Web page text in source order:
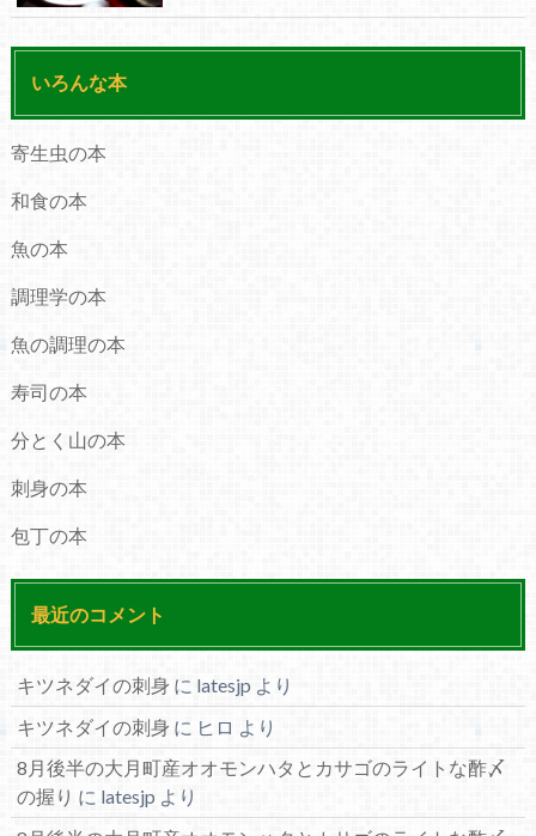
いろんな本
寄生虫の本
和食の本
魚の本
調理学の本
魚の調理の本
寿司の本
分とく山の本
刺身の本
包丁の本
最近のコメント
キツネダイの刺身 に latesjp より
キツネダイの刺身 に ヒロ より
8月後半の大月町産オオモンハタとカサゴのライトな酢〆
の握り に latesjp より